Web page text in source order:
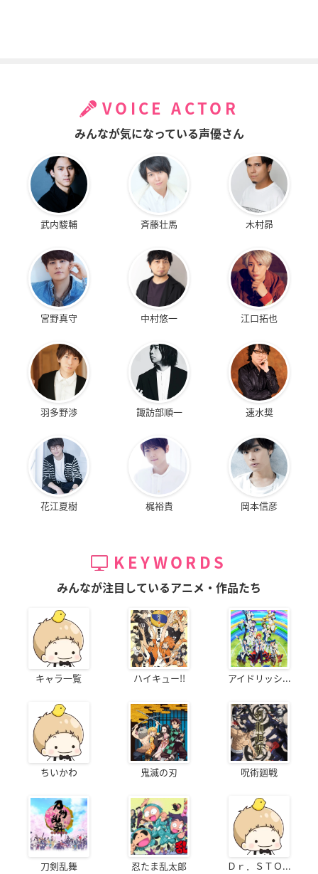
VOICE ACTOR
みんなが気になっている声優さん
武内駿輔 斉藤壮馬 木村昴
宮野真守 中村悠一 江口拓也
羽多野渉 諏訪部順一 速水奨
花江夏樹 梶裕貴 岡本信彦
KEYWORDS
みんなが注目しているアニメ・作品たち
キャラ一覧 ハイキュー!! アイドリッシ...
ちいかわ 鬼滅の刃 呪術廻戦
刀剣乱舞 忍たま乱太郎 Ｄｒ．ＳＴＯ...